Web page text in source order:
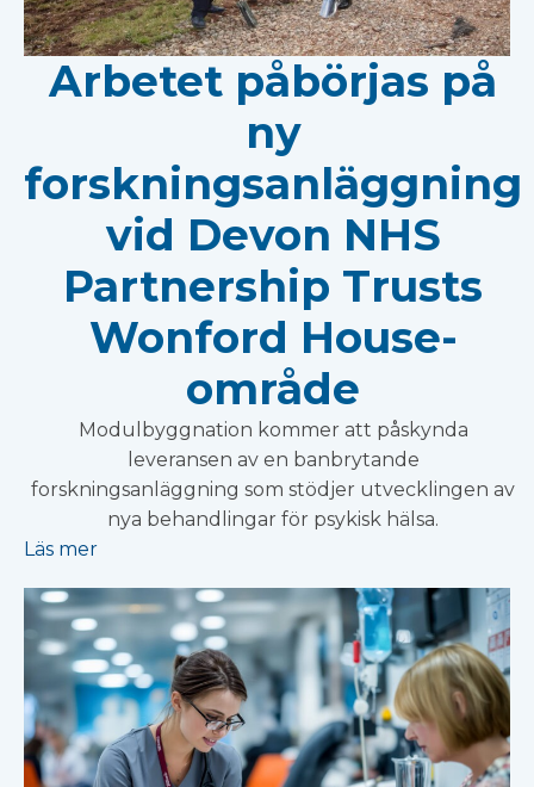
Arbetet påbörjas på
ny
forskningsanläggning
vid Devon NHS
Partnership Trusts
Wonford House-
område
Modulbyggnation kommer att påskynda
leveransen av en banbrytande
forskningsanläggning som stödjer utvecklingen av
nya behandlingar för psykisk hälsa.
Läs mer